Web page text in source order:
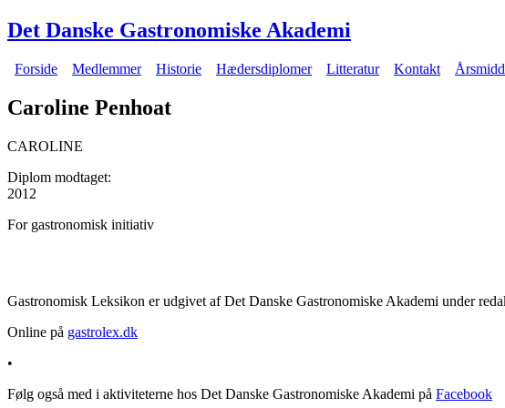
Gå til hovedindhold
Det Danske Gastronomiske Akademi
Forside Medlemmer Historie Hædersdiplomer Litteratur Kontakt
Caroline Penhoat
CAROLINE
Diplom modtaget:
2012
For gastronomisk initiativ
Gastronomisk Leksikon er udgivet af Det Danske Gastronomiske Akademi under
Online på gastrolex.dk
•
Følg også med i aktiviteterne hos Det Danske Gastronomiske Akademi på Facebook